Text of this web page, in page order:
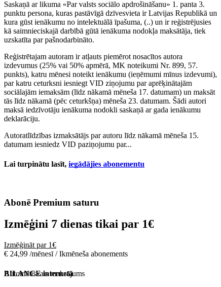
Saskaņā ar likuma «Par valsts sociālo apdrošināšanu» 1. panta 3.
punktu persona, kuras pastāvīgā dzīvesvieta ir Latvijas Republikā un
kura gūst ienākumu no intelektuālā īpašuma, (..) un ir reģistrējusies
kā saimnieciskajā darbībā gūtā ienākuma nodokļa maksātāja, tiek
uzskatīta par pašnodarbināto.
Reģistrētajam autoram ir atļauts piemērot nosacītos autora
izdevumus (25% vai 50% apmērā, MK noteikumi Nr. 899, 57.
punkts), katru mēnesi noteikt ienākumu (ieņēmumi mīnus izdevumi),
par katru ceturksni iesniegt VID ziņojumu par aprēķinātajām
sociālajām iemaksām (līdz nākamā mēneša 17. datumam) un maksāt
tās līdz nākamā (pēc ceturkšņa) mēneša 23. datumam. Šādi autori
maksā iedzīvotāju ienākuma nodokli saskaņā ar gada ienākumu
deklarāciju.
Autoratlīdzības izmaksātājs par autoru līdz nākamā mēneša 15.
datumam iesniedz VID paziņojumu par...
Lai turpinātu lasīt, iegādājies abonementu
Abonē Premium saturu
Izmēģini 7 dienas tikai par 1€
Izmēģināt par 1€
€ 24,99 /mēnesī / Ikmēneša abonements
Automātiskais maksājums
BILANCE internetā